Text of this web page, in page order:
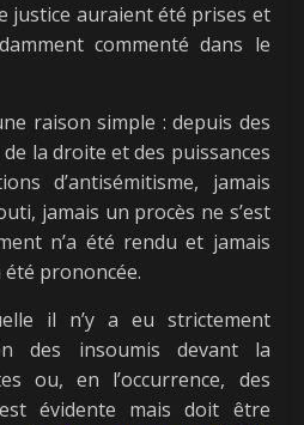
justice auraient été prises et
commenté dans le
raison simple : depuis des
la droite et des puissances
d’antisémitisme, jamais
jamais un procès ne s’est
n’a été rendu et jamais
été prononcée.
il n’y a eu strictement
des insoumis devant la
ou, en l’occurrence, des
évidente mais doit être